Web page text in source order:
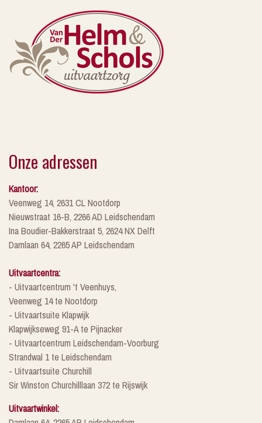
Onze adressen
Kantoor:
Veenweg 14, 2631 CL Nootdorp
Nieuwstraat 16-B, 2266 AD Leidschendam
Ina Boudier-Bakkerstraat 5, 2624 NX Delft
Damlaan 64, 2265 AP Leidschendam
Uitvaartcentra:
- Uitvaartcentrum 't Veenhuys,
Veenweg 14 te Nootdorp
- Uitvaartsuite Klapwijk
Klapwijkseweg 91-A te Pijnacker
- Uitvaartcentrum Leidschendam-Voorburg
Strandwal 1 te Leidschendam
- Uitvaartsuite Churchill
Sir Winston Churchilllaan 372 te Rijswijk
Uitvaartwinkel: